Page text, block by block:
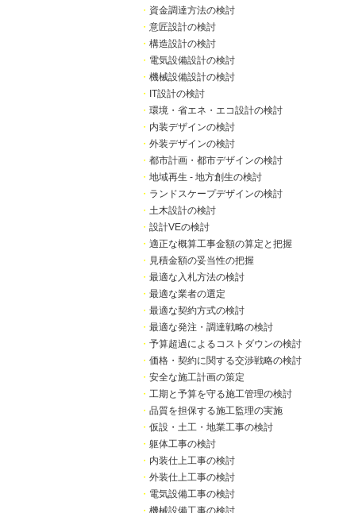
・ 資金調達方法の検討
・ 意匠設計の検討
・ 構造設計の検討
・ 電気設備設計の検討
・ 機械設備設計の検討
・ IT設計の検討
・ 環境・省エネ・エコ設計の検討
・ 内装デザインの検討
・ 外装デザインの検討
・ 都市計画・都市デザインの検討
・ 地域再生 - 地方創生の検討
・ ランドスケープデザインの検討
・ 土木設計の検討
・ 設計VEの検討
・ 適正な概算工事金額の算定と把握
・ 見積金額の妥当性の把握
・ 最適な入札方法の検討
・ 最適な業者の選定
・ 最適な契約方式の検討
・ 最適な発注・調達戦略の検討
・ 予算超過によるコストダウンの検討
・ 価格・契約に関する交渉戦略の検討
・ 安全な施工計画の策定
・ 工期と予算を守る施工管理の検討
・ 品質を担保する施工監理の実施
・ 仮設・土工・地業工事の検討
・ 躯体工事の検討
・ 内装仕上工事の検討
・ 外装仕上工事の検討
・ 電気設備工事の検討
・ 機械設備工事の検討